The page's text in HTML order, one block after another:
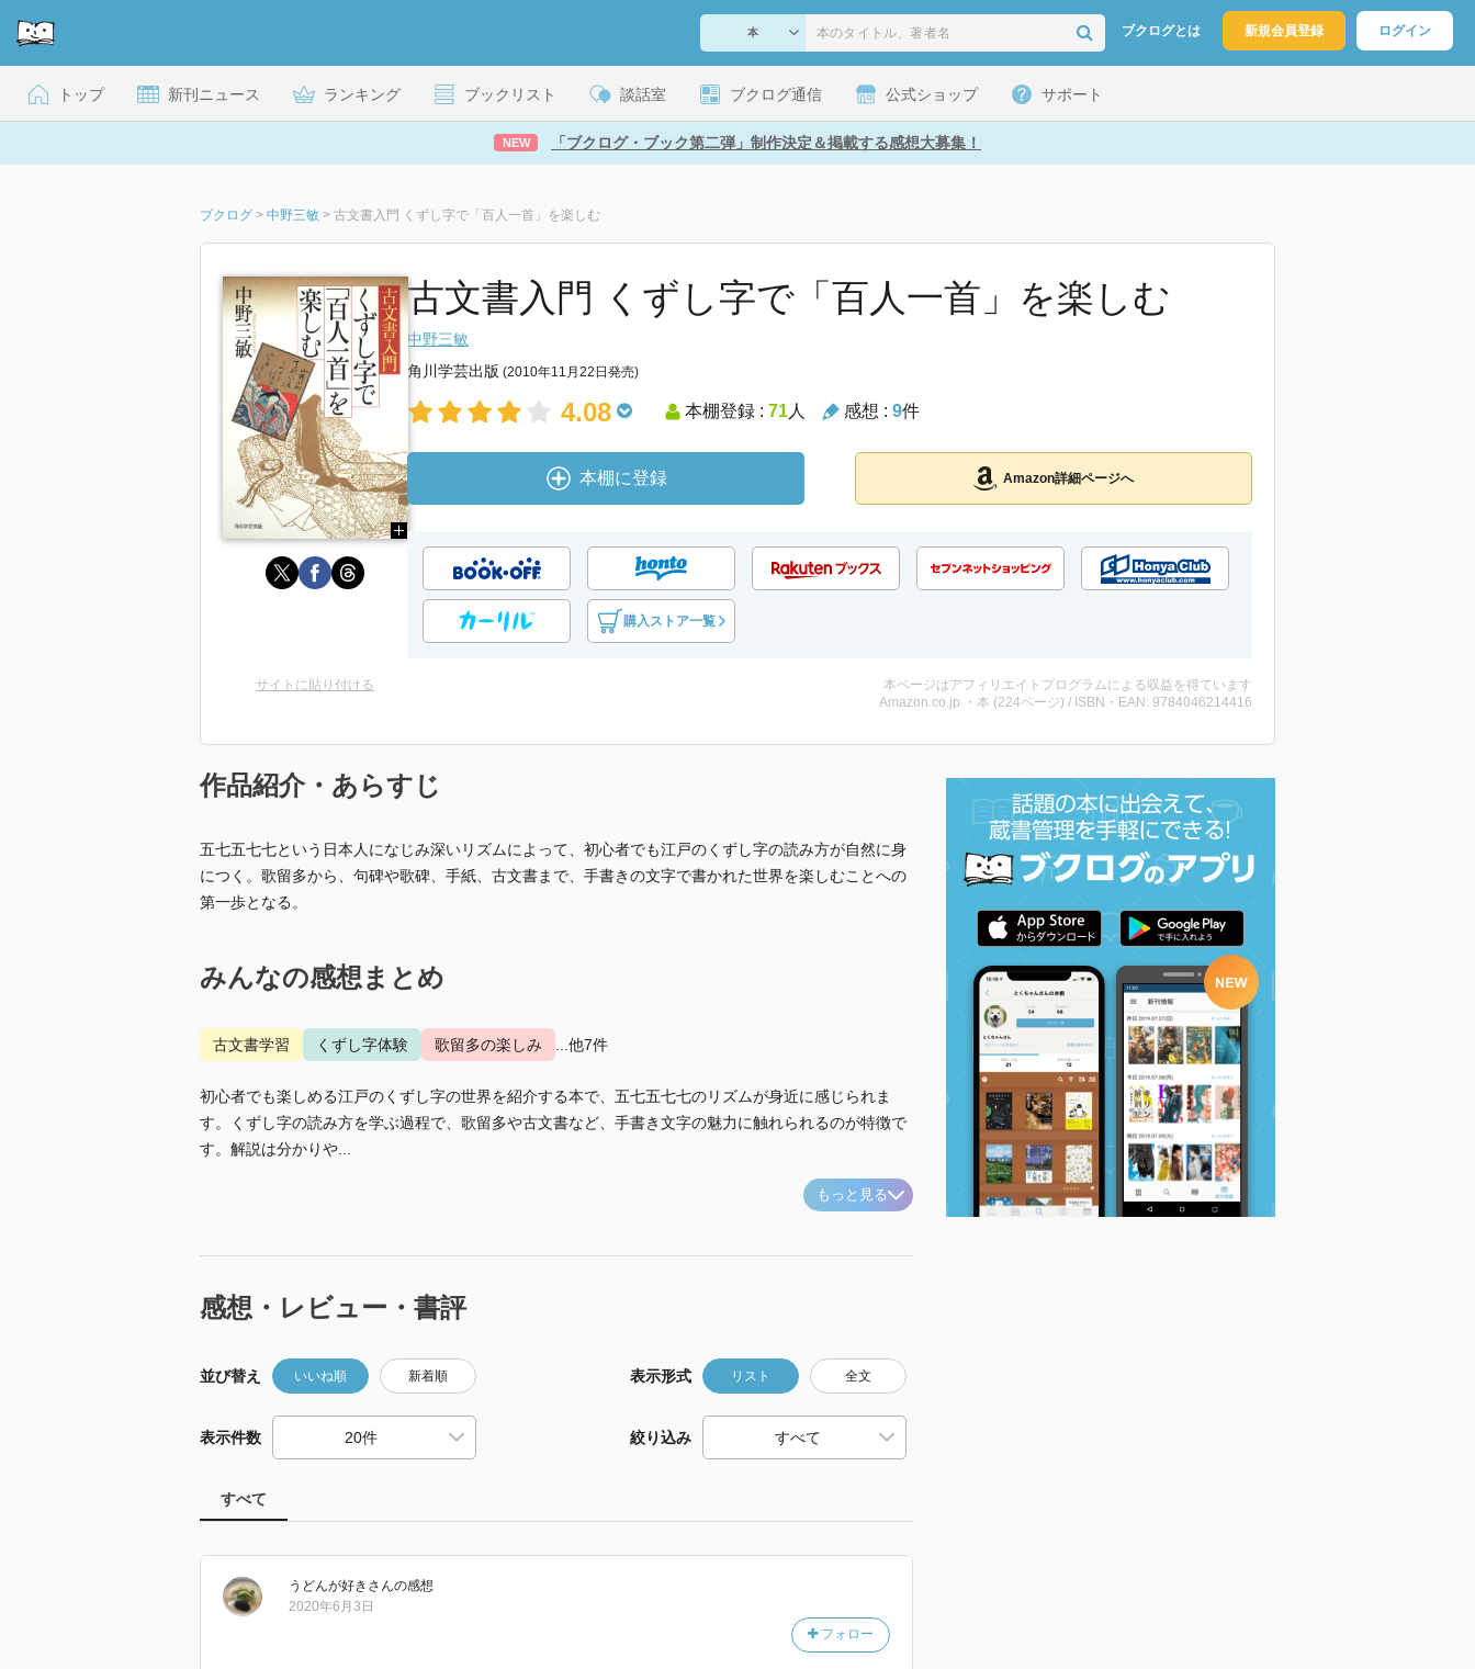
ブクログとは 新規会員登録 ログイン
トップ 新刊ニュース ランキング ブックリスト 談話室 ブクログ通信 公式ショップ サポート
NEW 「ブクログ・ブック第二弾」制作決定＆掲載する感想大募集！
ブクログ > 中野三敏 > 古文書入門 くずし字で「百人一首」を楽しむ
古文書入門 くずし字で「百人一首」を楽しむ
中野三敏
角川学芸出版 (2010年11月22日発売)
4.08 本棚登録 : 71人 感想 : 9件
本棚に登録 Amazon詳細ページへ
購入ストア一覧
サイトに貼り付ける
本ページはアフィリエイトプログラムによる収益を得ています
Amazon.co.jp ・本 (224ページ) / ISBN・EAN: 9784046214416
作品紹介・あらすじ
五七五七七という日本人になじみ深いリズムによって、初心者でも江戸のくずし字の読み方が自然に身
につく。歌留多から、句碑や歌碑、手紙、古文書まで、手書きの文字で書かれた世界を楽しむことへの
第一歩となる。
みんなの感想まとめ
古文書学習 くずし字体験 歌留多の楽しみ ...他7件
初心者でも楽しめる江戸のくずし字の世界を紹介する本で、五七五七七のリズムが身近に感じられま
す。くずし字の読み方を学ぶ過程で、歌留多や古文書など、手書き文字の魅力に触れられるのが特徴で
す。解説は分かりや...
もっと見る
感想・レビュー・書評
並び替え いいね順 新着順 表示形式 リスト 全文
表示件数 絞り込み
すべて
うどんが好き さんの感想
フォロー
2020年6月3日